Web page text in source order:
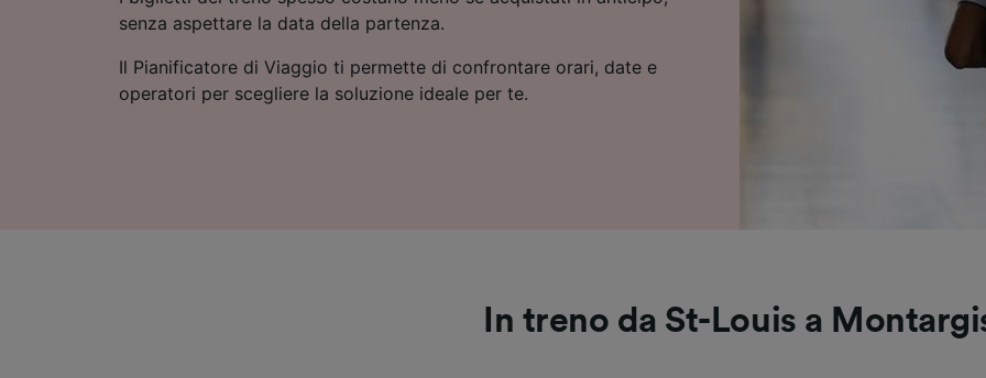
senza aspettare la data della partenza.
Il Pianificatore di Viaggio ti permette di confrontare orari, date e
operatori per scegliere la soluzione ideale per te.
In treno da St-Louis a